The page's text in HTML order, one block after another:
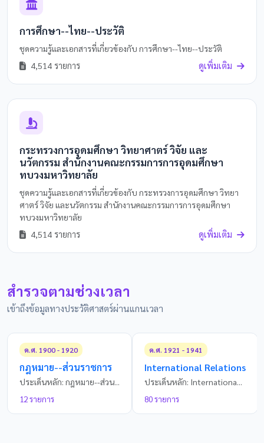
การศึกษา--ไทย--ประวัติ
ชุดความรู้และเอกสารที่เกี่ยวข้องกับ การศึกษา--ไทย--ประวัติ
4,514 รายการ
ดูเพิ่มเติม
กระทรวงการอุดมศึกษา วิทยาศาตร์ วิจัย และ
นวัตกรรม สำนักงานคณะกรรมการการอุดมศึกษา
ทบวงมหาวิทยาลัย
ชุดความรู้และเอกสารที่เกี่ยวข้องกับ กระทรวงการอุดมศึกษา วิทยา
ศาตร์ วิจัย และนวัตกรรม สำนักงานคณะกรรมการการอุดมศึกษา
ทบวงมหาวิทยาลัย
4,514 รายการ
ดูเพิ่มเติม
สำรวจตามช่วงเวลา
เข้าถึงข้อมูลทางประวัติศาสตร์ผ่านแกนเวลา
ค.ศ. 1900 - 1920
กฎหมาย--ส่วนราชการ
ประเด็นหลัก: กฎหมาย--ส่วน...
12 รายการ
ค.ศ. 1921 - 1941
International Relations
ประเด็นหลัก: Internationa...
80 รายการ